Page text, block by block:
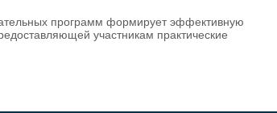
программ формирует эффективную
участникам практические